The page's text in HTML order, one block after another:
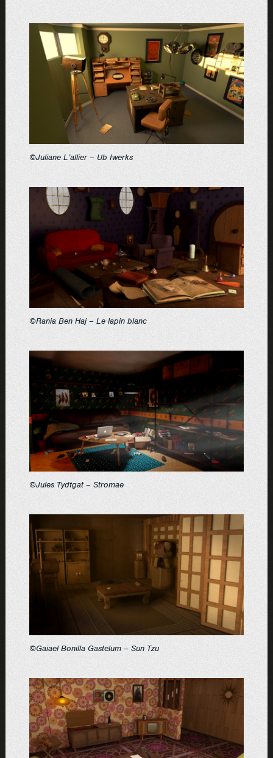
©Juliane L’allier – Ub Iwerks
©Rania Ben Haj – Le lapin blanc
©Jules Tydtgat – Stromae
©Gaiael Bonilla Gastelum – Sun Tzu